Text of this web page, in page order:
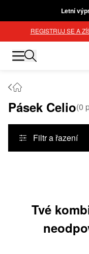
Letní
REGISTRUJ SE A
Pásek Celio(0
Filtr a řazení
Tvé